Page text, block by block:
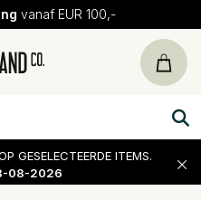
vanaf EUR 100,-
GESELECTEERDE ITEMS.
08-2026